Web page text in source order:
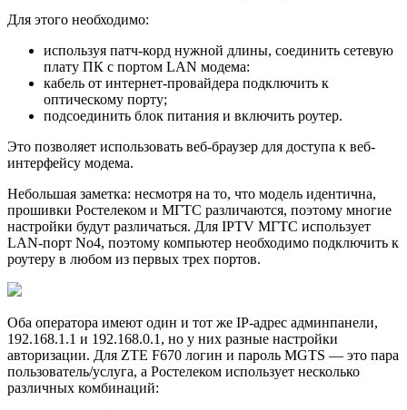
Для этого необходимо:
используя патч-корд нужной длины, соединить сетевую
плату ПК с портом LAN модема:
кабель от интернет-провайдера подключить к
оптическому порту;
подсоединить блок питания и включить роутер.
Это позволяет использовать веб-браузер для доступа к веб-
интерфейсу модема.
Небольшая заметка: несмотря на то, что модель идентична,
прошивки Ростелеком и МГТС различаются, поэтому многие
настройки будут различаться. Для IPTV МГТС использует
LAN-порт No4, поэтому компьютер необходимо подключить к
роутеру в любом из первых трех портов.
Оба оператора имеют один и тот же IP-адрес админпанели,
192.168.1.1 и 192.168.0.1, но у них разные настройки
авторизации. Для ZTE F670 логин и пароль MGTS — это пара
пользователь/услуга, а Ростелеком использует несколько
различных комбинаций: